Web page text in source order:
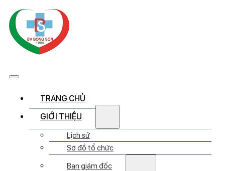
TRANG CHỦ
GIỚI THIỆU
Lịch sử
Sơ đồ tổ chức
Ban giám đốc